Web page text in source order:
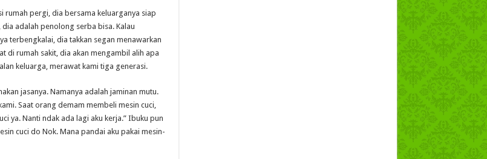
rumah pergi, dia bersama keluarganya siap
adalah penolong serba bisa. Kalau
terbengkalai, dia takkan segan menawarkan
di rumah sakit, dia akan mengambil alih apa
keluarga, merawat kami tiga generasi.
jasanya. Namanya adalah jaminan mutu.
Saat orang demam membeli mesin cuci,
ya. Nanti ndak ada lagi aku kerja.” Ibuku pun
cuci do Nok. Mana pandai aku pakai mesin-